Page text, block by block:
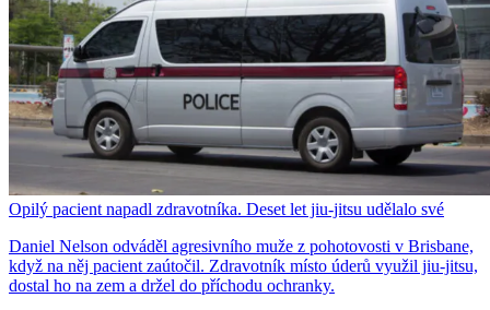
Opilý pacient napadl zdravotníka. Deset let jiu-jitsu udělalo své
Daniel Nelson odváděl agresivního muže z pohotovosti v Brisbane,
když na něj pacient zaútočil. Zdravotník místo úderů využil jiu-jitsu,
dostal ho na zem a držel do příchodu ochranky.